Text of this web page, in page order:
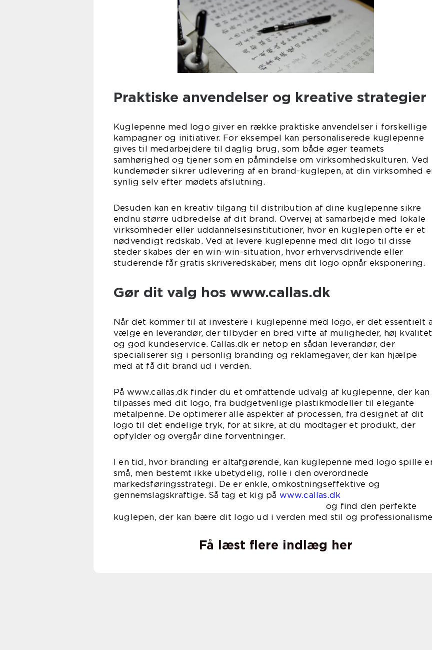
Praktiske anvendelser og kreative strategier
Kuglepenne med logo giver en række praktiske anvendelser i forskellige
kampagner og initiativer. For eksempel kan personaliserede kuglepenne
gives til medarbejdere til daglig brug, som både øger teamets
samhørighed og tjener som en påmindelse om virksomhedskulturen. Ved
kundemøder sikrer udlevering af en brand-kuglepen, at din virksomhed
synlig selv efter mødets afslutning.
Desuden kan en kreativ tilgang til distribution af dine kuglepenne sikre
endnu større udbredelse af dit brand. Overvej at samarbejde med lokale
virksomheder eller uddannelsesinstitutioner, hvor en kuglepen ofte er et
nødvendigt redskab. Ved at levere kuglepenne med dit logo til disse
steder skabes der en win-win-situation, hvor erhvervsdrivende eller
studerende får gratis skriveredskaber, mens dit logo opnår eksponering.
Gør dit valg hos www.callas.dk
Når det kommer til at investere i kuglepenne med logo, er det essentielt
vælge en leverandør, der tilbyder en bred vifte af muligheder, høj
og god kundeservice. Callas.dk er netop en sådan leverandør, der
specialiserer sig i personlig branding og reklamegaver, der kan hjælpe
med at få dit brand ud i verden.
På www.callas.dk finder du et omfattende udvalg af kuglepenne, der kan
tilpasses med dit logo, fra budgetvenlige plastikmodeller til elegante
metalpenne. De optimerer alle aspekter af processen, fra designet af dit
logo til det endelige tryk, for at sikre, at du modtager et produkt, der
opfylder og overgår dine forventninger.
I en tid, hvor branding er altafgørende, kan kuglepenne med logo spille
små, men bestemt ikke ubetydelig, rolle i den overordnede
markedsføringsstrategi. De er enkle, omkostningseffektive og
gennemslagskraftige. Så tag et kig på www.callas.dk
og find den perfekte
kuglepen, der kan bære dit logo ud i verden med stil og
Få læst flere indlæg her